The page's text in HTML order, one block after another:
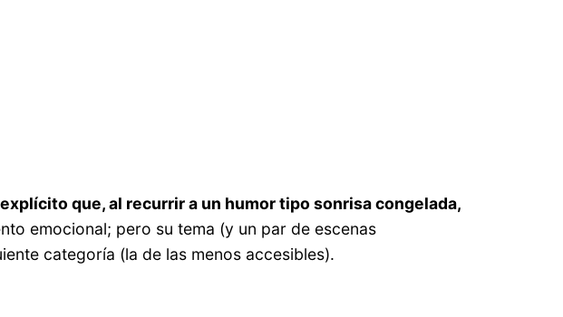
que, al recurrir a un humor tipo sonrisa congelada,
emocional; pero su tema (y un par de escenas
categoría (la de las menos accesibles).